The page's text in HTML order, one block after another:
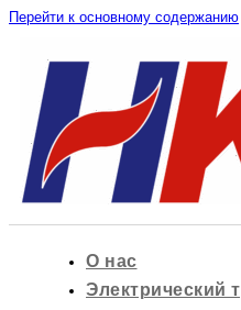
Перейти к основному содержанию
О нас
Электрический